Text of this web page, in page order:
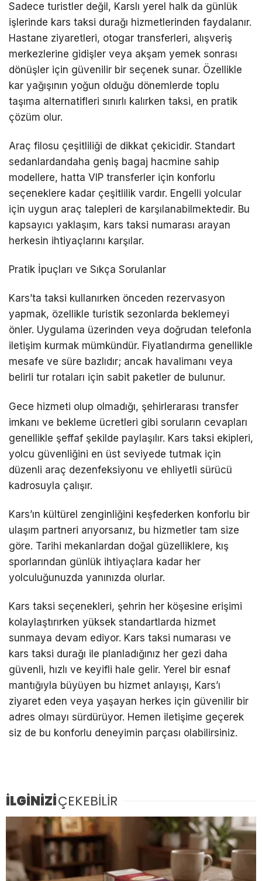
Sadece turistler değil, Karslı yerel halk da günlük
işlerinde kars taksi durağı hizmetlerinden faydalanır.
Hastane ziyaretleri, otogar transferleri, alışveriş
merkezlerine gidişler veya akşam yemek sonrası
dönüşler için güvenilir bir seçenek sunar. Özellikle
kar yağışının yoğun olduğu dönemlerde toplu
taşıma alternatifleri sınırlı kalırken taksi, en pratik
çözüm olur.
Araç filosu çeşitliliği de dikkat çekicidir. Standart
sedanlardandaha geniş bagaj hacmine sahip
modellere, hatta VIP transferler için konforlu
seçeneklere kadar çeşitlilik vardır. Engelli yolcular
için uygun araç talepleri de karşılanabilmektedir. Bu
kapsayıcı yaklaşım, kars taksi numarası arayan
herkesin ihtiyaçlarını karşılar.
Pratik İpuçları ve Sıkça Sorulanlar
Kars’ta taksi kullanırken önceden rezervasyon
yapmak, özellikle turistik sezonlarda beklemeyi
önler. Uygulama üzerinden veya doğrudan telefonla
iletişim kurmak mümkündür. Fiyatlandırma genellikle
mesafe ve süre bazlıdır; ancak havalimanı veya
belirli tur rotaları için sabit paketler de bulunur.
Gece hizmeti olup olmadığı, şehirlerarası transfer
imkanı ve bekleme ücretleri gibi soruların cevapları
genellikle şeffaf şekilde paylaşılır. Kars taksi ekipleri,
yolcu güvenliğini en üst seviyede tutmak için
düzenli araç dezenfeksiyonu ve ehliyetli sürücü
kadrosuyla çalışır.
Kars’ın kültürel zenginliğini keşfederken konforlu bir
ulaşım partneri arıyorsanız, bu hizmetler tam size
göre. Tarihi mekanlardan doğal güzelliklere, kış
sporlarından günlük ihtiyaçlara kadar her
yolculuğunuzda yanınızda olurlar.
Kars taksi seçenekleri, şehrin her köşesine erişimi
kolaylaştırırken yüksek standartlarda hizmet
sunmaya devam ediyor. Kars taksi numarası ve
kars taksi durağı ile planladığınız her gezi daha
güvenli, hızlı ve keyifli hale gelir. Yerel bir esnaf
mantığıyla büyüyen bu hizmet anlayışı, Kars’ı
ziyaret eden veya yaşayan herkes için güvenilir bir
adres olmayı sürdürüyor. Hemen iletişime geçerek
siz de bu konforlu deneyimin parçası olabilirsiniz.
İLGİNİZİÇEKEBİLİR